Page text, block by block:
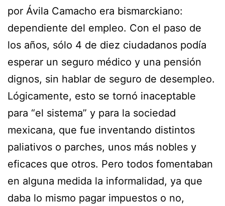
por Ávila Camacho era bismarckiano:
dependiente del empleo. Con el paso de
los años, sólo 4 de diez ciudadanos podía
esperar un seguro médico y una pensión
dignos, sin hablar de seguro de desempleo.
Lógicamente, esto se tornó inaceptable
para “el sistema” y para la sociedad
mexicana, que fue inventando distintos
paliativos o parches, unos más nobles y
eficaces que otros. Pero todos fomentaban
en alguna medida la informalidad, ya que
daba lo mismo pagar impuestos o no,